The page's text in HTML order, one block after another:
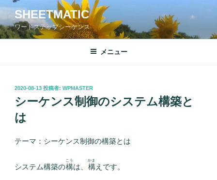
テ
ン
へ
SHEETMATIC
ワードステップシーケンス
メニュー
投
稿
日:
2020-08-13 投稿者: WPMASTER
シーケンス制御のシステム構築と
は
テーマ：シーケンス制御の構築とは
システム構築の構
こう
は、 構
かま
えです。